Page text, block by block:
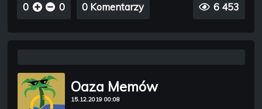
0 0 0 Komentarzy 6 453
Oaza Memów
15.12.2019 00:08